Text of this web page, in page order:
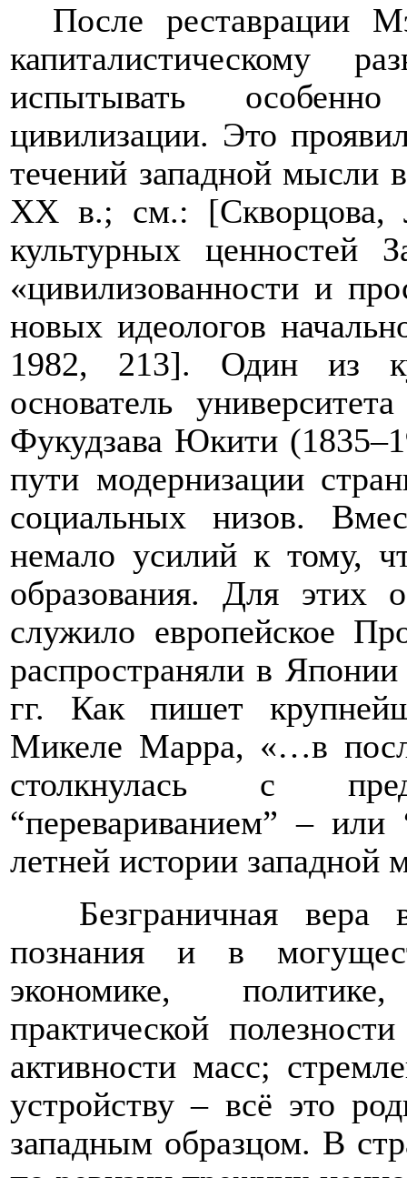
После реставрации
капиталистическому
испытывать
цивилизации. Это
течений западной мысли
ХХ в.; см.: [Скворцова,
культурных ценностей
«цивилизованности и
новых идеологов
1982, 213]. Один из
основатель
Фукудзава Юкити
пути модернизации
социальных низов.
немало усилий к тому,
образования. Для этих
служило европейское
распространяли в
гг. Как пишет
Микеле Марра, «…в
столкнулась с
“перевариванием” –
летней истории западной
Безграничная вера
познания и в
экономике,
практической
активности масс;
устройству – всё это
западным образцом. В